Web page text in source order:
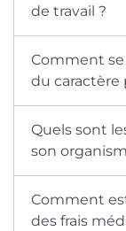
de travail ?
Comment
du caractère
Quels sont
son
Comment
des frais